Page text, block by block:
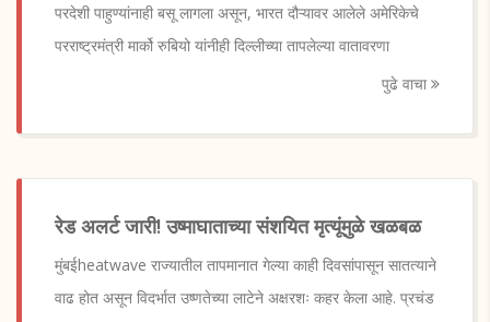
परदेशी पाहुण्यांनाही बसू लागला असून, भारत दौऱ्यावर आलेले अमेरिकेचे
परराष्ट्रमंत्री मार्को रुबियो यांनीही दिल्लीच्या तापलेल्या वातावरणा
पुढे वाचा
रेड अलर्ट जारी! उष्माघाताच्या संशयित मृत्यूंमुळे खळबळ
मुंबईheatwave राज्यातील तापमानात गेल्या काही दिवसांपासून सातत्याने
वाढ होत असून विदर्भात उष्णतेच्या लाटेने अक्षरशः कहर केला आहे. प्रचंड